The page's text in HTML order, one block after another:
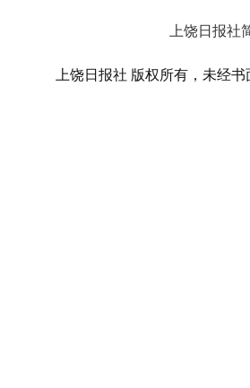
上饶日报社
上饶日报社 版权所有，未经